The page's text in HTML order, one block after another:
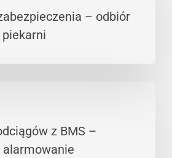
– odbiór
z BMS –
alarmowanie